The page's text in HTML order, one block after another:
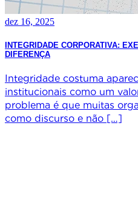
dez 16, 2025
INTEGRIDADE CORPORATIVA:
DIFERENÇA
Integridade costuma
institucionais como um
problema é que muitas
como discurso e não […]